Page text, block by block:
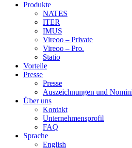
Produkte
NATES
ITER
IMUS
Vireoo – Private
Vireoo – Pro.
Statio
Vorteile
Presse
Presse
Auszeichnungen und
Über uns
Kontakt
Unternehmensprofil
FAQ
Sprache
English